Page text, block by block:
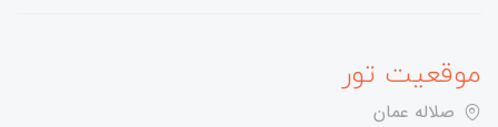
موقعیت تور
صلاله عمان